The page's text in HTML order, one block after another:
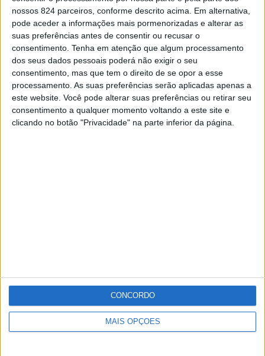
nossos 824 parceiros, conforme descrito acima. Em alternativa,
pode aceder a informações mais pormenorizadas e alterar as
suas preferências antes de consentir ou recusar o
consentimento. Tenha em atenção que algum processamento
dos seus dados pessoais poderá não exigir o seu
consentimento, mas que tem o direito de se opor a esse
processamento. As suas preferências serão aplicadas apenas a
este website. Você pode alterar suas preferências ou retirar seu
consentimento a qualquer momento voltando a este site e
clicando no botão "Privacidade" na parte inferior da página.
MAIS OPÇÕES
CONCORDO
política que tem de...
Redacção 30 de Junho, 2022
Publicidade